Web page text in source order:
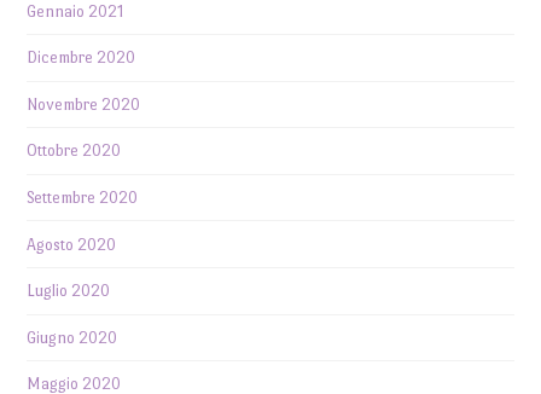
Gennaio 2021
Dicembre 2020
Novembre 2020
Ottobre 2020
Settembre 2020
Agosto 2020
Luglio 2020
Giugno 2020
Maggio 2020